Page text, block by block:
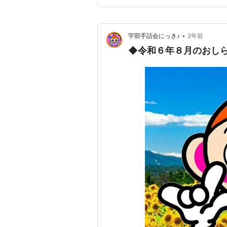
宇部手話会にっき♪ • 2年前
◆令和６年８月のおし